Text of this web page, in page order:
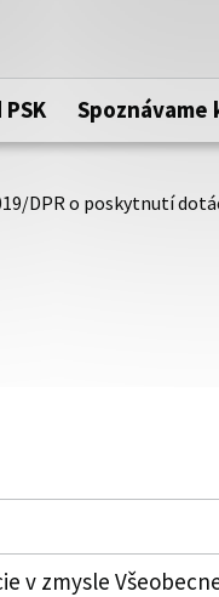
https://
PSK Spoznávame
DPR o poskytnutí
v zmysle